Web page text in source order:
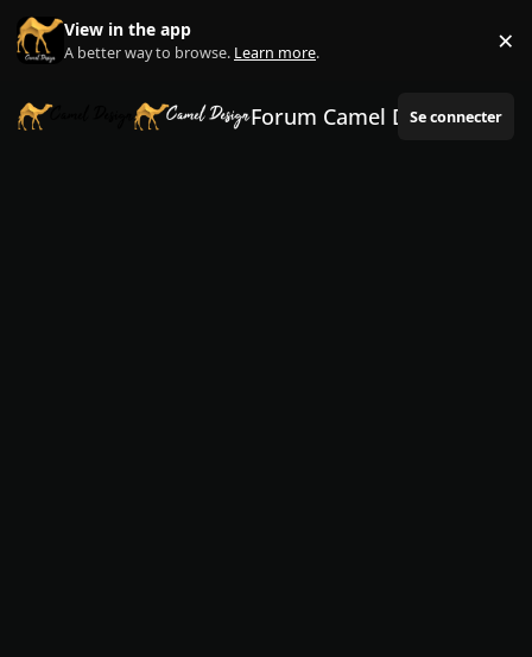
Aller au contenu
View in the app
A better way to browse. Learn more. ×
Forum Camel Design
Se connecter